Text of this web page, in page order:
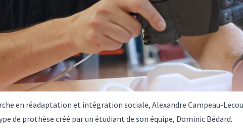
en réadaptation et intégration sociale, Alexandre Campeau-
de prothèse créé par un étudiant de son équipe, Dominic Bédard.